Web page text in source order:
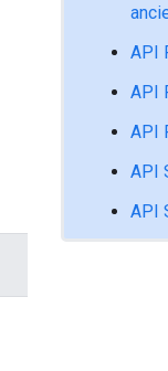
API
API
API
API
API